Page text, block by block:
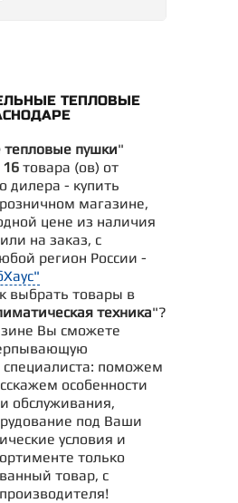
ТЕПЛОВЫЕ
пушки"
16 товара (ов) от
дилера - купить
магазине,
цене из наличия
на заказ, с
регион России -
выбрать товары в
техника"?
Вы сможете
специалиста: поможем
особенности
обслуживания,
под Ваши
условия и
только
товар, с